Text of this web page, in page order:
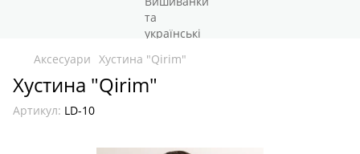
Аксесуари Хустина "Qirim"
Хустина "Qirim"
Артикул: LD-10